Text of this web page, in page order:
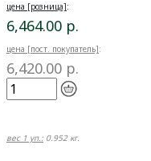
цена [розница]:
6,464.00 р.
цена [пост. покупатель]:
6,420.00 р.
вес 1 уп.: 0.952 кг.